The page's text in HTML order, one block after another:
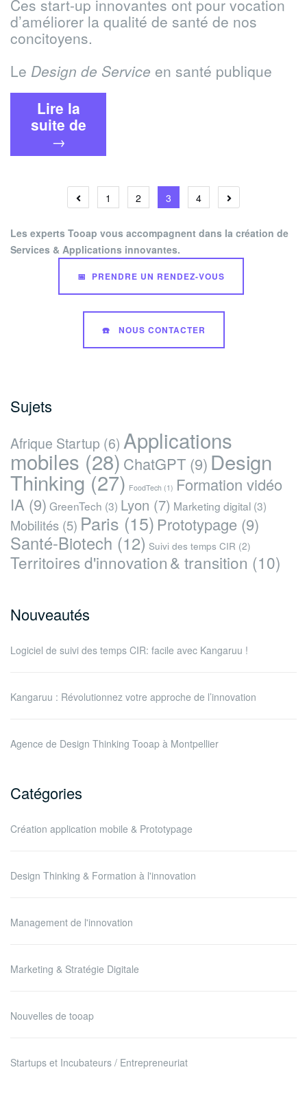
Ces start-up innovantes ont pour vocation
d’améliorer la qualité de santé de nos
concitoyens.
Le Design de Service en santé publique
Lire la
suite de« Inventons
santé
futur
avec
start-
up
Lyonnaises »
→
Navigation
des
articles
1 2 3 4
Les experts Tooap vous accompagnent dans la création de
Services & Applications innovantes.
📅 PRENDRE UN RENDEZ-VOUS
☎️ NOUS CONTACTER
Sujets
Afrique Startup (6) Applications
mobiles (28) ChatGPT (9) Design
Thinking(27) FoodTech (1) Formation vidéo
IA (9) GreenTech (3) Lyon (7) Marketing digital (3)
Mobilités (5) Paris (15) Prototypage (9)
Santé-Biotech (12) Suivi des temps CIR (2)
Territoires d'innovation & transition (10)
Nouveautés
Logiciel de suivi des temps CIR: facile avec Kangaruu !
Kangaruu : Révolutionnez votre approche de l’innovation
Agence de Design Thinking Tooap à Montpellier
Catégories
Création application mobile & Prototypage
Design Thinking & Formation à l'innovation
Management de l'innovation
Marketing & Stratégie Digitale
Nouvelles de tooap
Startups et Incubateurs / Entrepreneuriat